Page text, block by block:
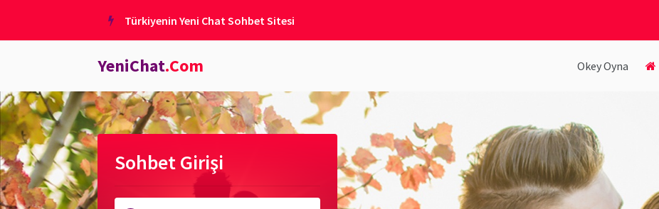
Türkiyenin Yeni Chat Sohbet Sitesi
YeniChat.Com Okey Oyna
Sohbet Girişi